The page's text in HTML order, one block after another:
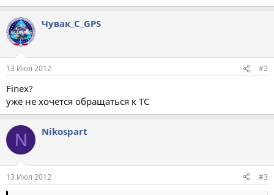
Чувак_С_GPS
13 Июл 2012 #2
Finex?
уже не хочется обращаться к ТС
N Nikospart
13 Июл 2012 #3